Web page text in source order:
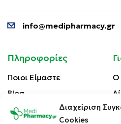
Διαχείριση
Cookies
info@medipharmacy.gr
Πληροφορίες
Ποιοι Είμαστε
Blog
Επικοινωνία
Ο